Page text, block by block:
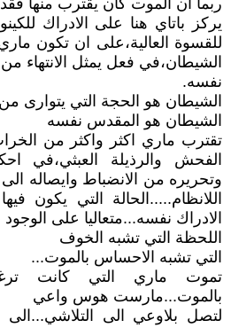
ربما ان الموت كان يقترب منها
يركز باتاي هنا على الادراك
للقسوة العالية،على ان تكون
الشيطان،في فعل يمثل الانتهاء
نفسه.
الشيطان هو الحجة التي يتوارى
الشيطان هو المقدس نفسه
تقترب ماري اكثر واكثر من
الفحش والرذيلة العبثي،في
وتحريره من الانضباط وايصاله
اللانظام.....الحالة التي يكون
الادراك نفسه...متعاليا على الوجود
اللحظة التي تشبه الخوف
التي تشبه الاحساس بالموت...
تموت ماري التي كانت
بالموت...مارست هوس واعي
لتصل بلاوعي الى التلاشي...الى